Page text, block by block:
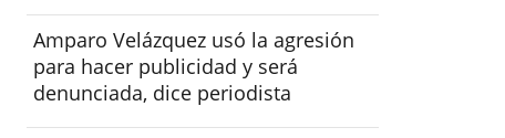
Amparo Velázquez usó la agresión
para hacer publicidad y será
denunciada, dice periodista